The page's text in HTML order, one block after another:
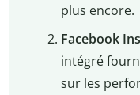
plus encore.
Facebook
intégré
sur les